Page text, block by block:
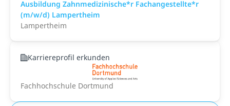
Ausbildung Zahnmedizinische*r Fachangestellte*r
(m/w/d) Lampertheim
Lampertheim
Karriereprofil erkunden
Fachhochschule Dortmund